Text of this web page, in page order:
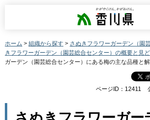
香川県
ホーム > 組織から探す > さぬきフラワーガーデン（園
きフラワーガーデン（園芸総合センター）の概要と見
ガーデン（園芸総合センター）にある梅の主な品種と
ページID：12411